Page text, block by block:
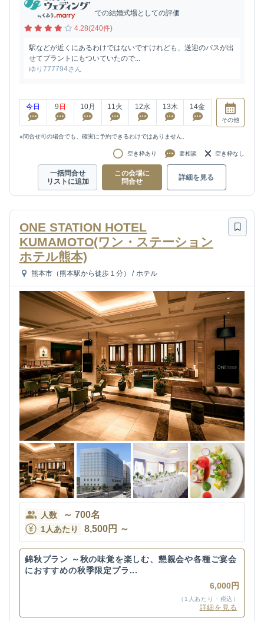
での結婚式場としての評価
4.28(240件)
駅などが近くにあるわけではないですけれども、送迎のバスが出
せてプラントにもついていたので...
ゆり777794さん
今日 9 日 10月 11火 12水 13木 14金
その他
※問合せ可の場合でも、確実に予約できるわけではありません。
空き枠あり 要相談 空き枠なし
一括問合せ
リストに追加
この会場に
問合せ
詳細を見る
ONE STATION HOTEL
KUMAMOTO(ワン・ステーション
ホテル熊本)
熊本市（熊本駅から徒歩１分） / ホテル
人数 ～ 700名
1人あたり 8,500円 ～
錦秋プラン ～秋の味覚を楽しむ、懇親会や各種ご宴会
におすすめの秋季限定プラ...
6,000円
（1人あたり・税込）
詳細を見る